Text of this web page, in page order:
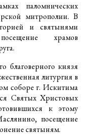
паломнических
митрополии. В
и святынями
храмов
благоверного князя
литургия в
соборе г. Искитима
Святых Христовых
к этому
посещение
святыням.